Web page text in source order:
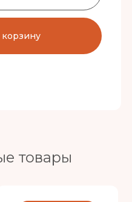
товары